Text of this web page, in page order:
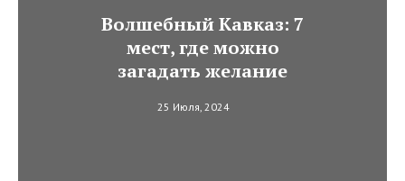
Волшебный Кавказ: 7
мест, где можно
загадать желание
25 Июля, 2024